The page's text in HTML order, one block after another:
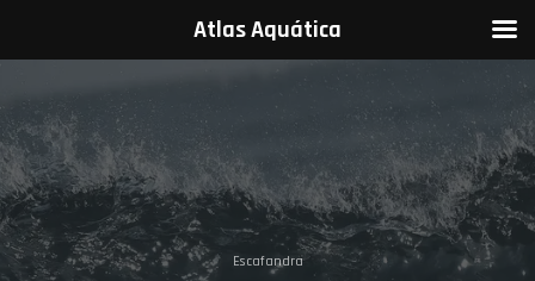
Escafandra
Atlas Aquática